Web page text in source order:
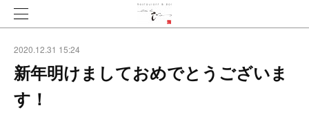
2020.12.31 15:24
新年明けましておめでとうございま
す！